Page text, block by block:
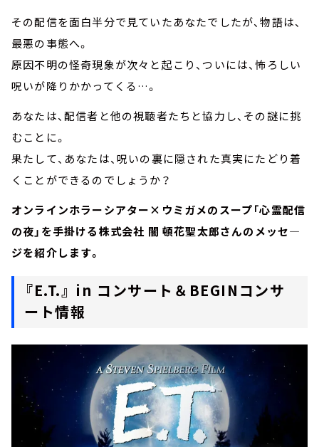
その配信を面白半分で見ていたあなたでしたが、物語は、
最悪の事態へ。
原因不明の怪奇現象が次々と起こり、ついには、怖ろしい
呪いが降りかかってくる…。
あなたは、配信者と他の視聴者たちと協力し、その謎に挑
むことに。
果たして、あなたは、呪いの裏に隠された真実にたどり着
くことができるのでしょうか？
オンラインホラーシアター×ウミガメのスープ「心霊配信
の夜」を手掛ける株式会社 闇 頓花聖太郎さんのメッセ―
ジを紹介します。
『E.T.』 in コンサート＆BEGINコンサ
ート情報